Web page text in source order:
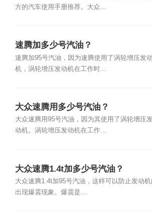
方的汽车使用手册推荐。大众...
速腾加多少号汽油？
速腾加95号汽油，因为速腾使用了涡轮增压发动
机，涡轮增压发动机在工作时...
大众速腾用多少号汽油？
大众速腾用95号汽油，因为其使用了涡轮增压
动机。涡轮增压发动机在工作...
大众速腾1.4t加多少号汽油？
大众速腾1.4t加95号汽油，这样可以防止发动机
出现爆震现象。爆震是...